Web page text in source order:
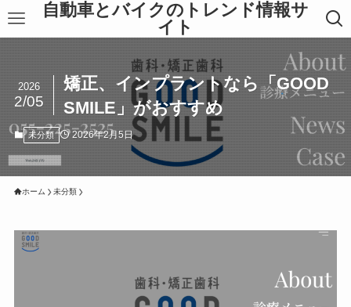
自動車とバイクのトレンド情報サ
イト
矯正、インプラントなら「GOOD
SMILE」がおすすめ
2026
2/05
未分類 2026年2月5日
ホーム 未分類